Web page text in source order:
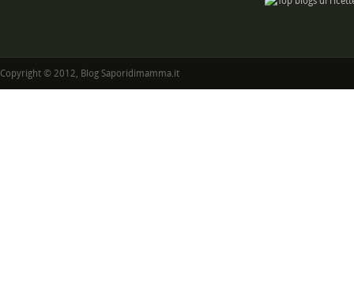
Copyright © 2012, Blog Saporidimamma.it